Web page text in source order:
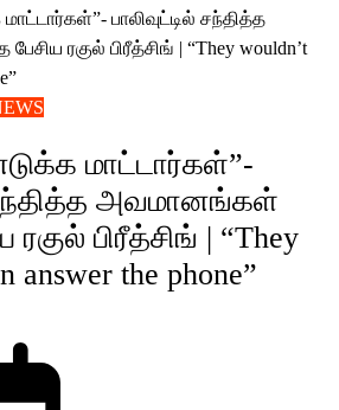
மாட்டார்கள்”-
சந்தித்த அவமானங்கள்
ரகுல் பிரீத்சிங் | “They
answer the phone”